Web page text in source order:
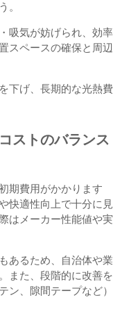
。
吸気が妨げられ、効率
スペースの確保と周辺
下げ、長期的な光熱費
ストのバランス
期費用がかかります
快適性向上で十分に見
はメーカー性能値や実
あるため、自治体や業
また、段階的に改善を
ン、隙間テープなど）